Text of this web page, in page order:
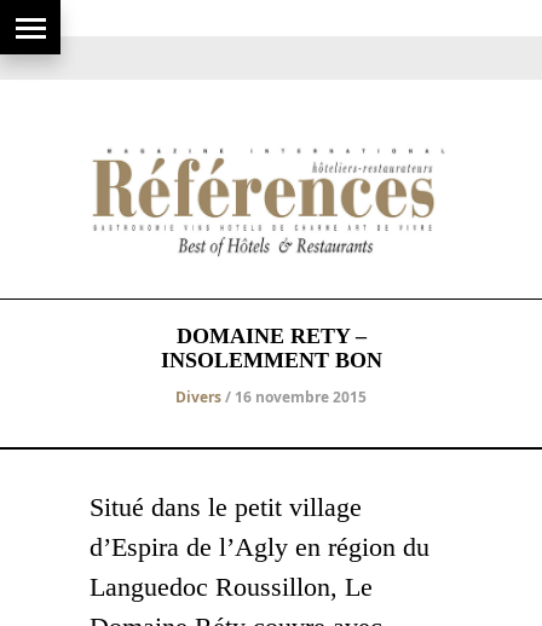
DOMAINE RETY –
INSOLEMMENT BON
Divers/ 16 novembre 2015
Situé dans le petit village
d’Espira de l’Agly en région du
Languedoc Roussillon, Le